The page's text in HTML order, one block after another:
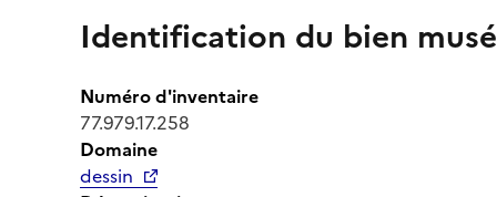
Identification du bien
Numéro d'inventaire
77.979.17.258
Domaine
dessin